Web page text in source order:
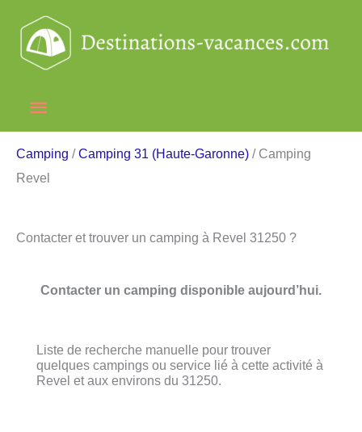
contenu
Menu
principal
Camping /Camping 31 (Haute-Garonne) / Camping
Revel
Contacter et trouver un camping à Revel 31250 ?
Contacter un camping disponible aujourd’hui.
Liste de recherche manuelle pour trouver
quelques campings ou service lié à cette activité à
Revel et aux environs du 31250.